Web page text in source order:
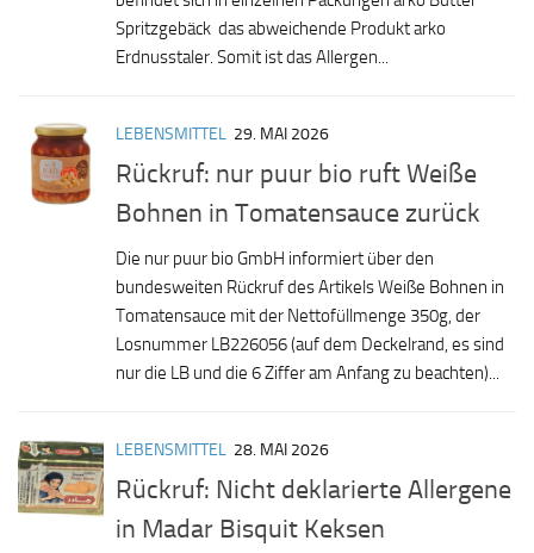
Spritzgebäck das abweichende Produkt arko
Erdnusstaler. Somit ist das Allergen...
LEBENSMITTEL 29. MAI 2026
Rückruf: nur puur bio ruft Weiße
Bohnen in Tomatensauce zurück
Die nur puur bio GmbH informiert über den
bundesweiten Rückruf des Artikels Weiße Bohnen in
Tomatensauce mit der Nettofüllmenge 350g, der
Losnummer LB226056 (auf dem Deckelrand, es sind
nur die LB und die 6 Ziffer am Anfang zu beachten)...
LEBENSMITTEL 28. MAI 2026
Rückruf: Nicht deklarierte Allergene
in Madar Bisquit Keksen